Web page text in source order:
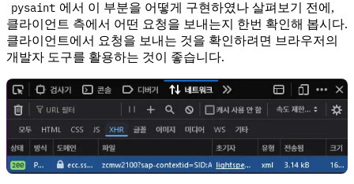
pysaint 에서 이 부분을 어떻게 구현하였나 살펴보기 전에,
클라이언트 측에서 어떤 요청을 보내는지 한번 확인해 봅시다.
클라이언트에서 요청을 보내는 것을 확인하려면 브라우저의
개발자 도구를 활용하는 것이 좋습니다.